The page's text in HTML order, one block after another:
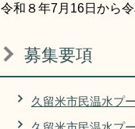
令和８年7月16日から
募集要項
久留米市民温水プ